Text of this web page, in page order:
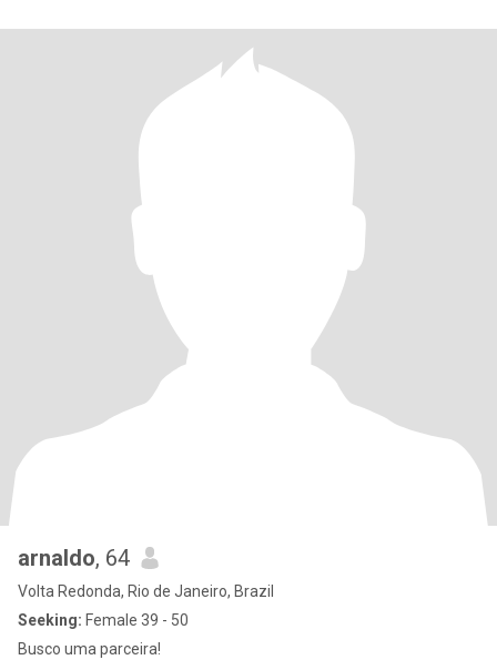
arnaldo, 64
Volta Redonda, Rio de Janeiro, Brazil
Seeking: Female 39 - 50
Busco uma parceira!